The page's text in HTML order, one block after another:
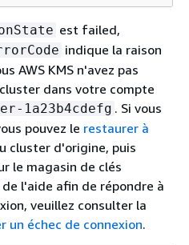
est failed,
indique la raison
AWS KMS n'avez pas
dans votre compte
1a23b4cdefg . Si vous
pouvez le restaurer à
cluster d'origine, puis
le magasin de clés
l'aide afin de répondre à
veuillez consulter la
un échec de connexion.